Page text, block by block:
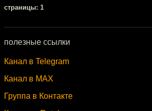
cтраницы: 1
полезные ссылки
Канал в Telegram
Канал в MAX
Группа в Контакте